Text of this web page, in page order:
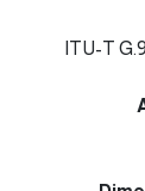
ITU-T